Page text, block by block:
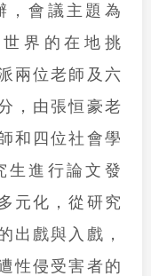
，會議主題為
界的在地挑
兩位老師及六
，由張恒豪老
和四位社會學
生進行論文發
元化，從研究
出戲與入戲，
性侵受害者的